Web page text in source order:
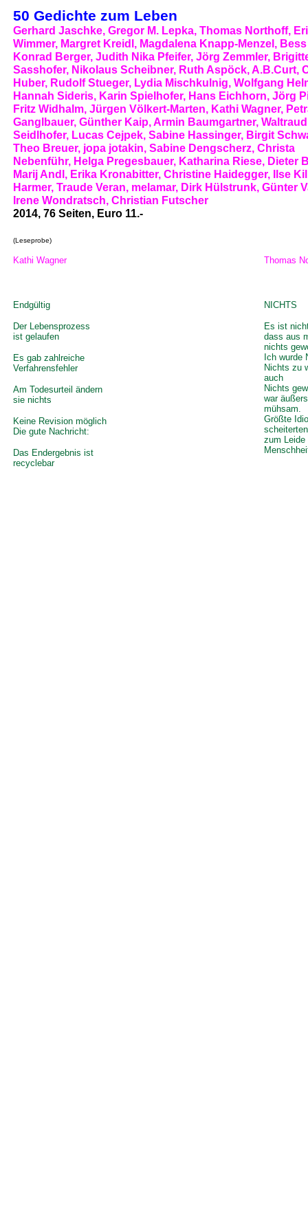
50 Gedichte zum Leben
Gerhard Jaschke, Gregor M. Lepka, Thomas Northoff,
Wimmer, Margret Kreidl, Magdalena Knapp-Menzel,
Konrad Berger, Judith Nika Pfeifer, Jörg Zemmler,
Sasshofer, Nikolaus Scheibner, Ruth Aspöck, A.B.Curt,
Huber, Rudolf Stueger, Lydia Mischkulnig, Wolfgang
Hannah Sideris, Karin Spielhofer, Hans Eichhorn, Jörg
Fritz Widhalm, Jürgen Völkert-Marten, Kathi Wagner,
Ganglbauer, Günther Kaip, Armin Baumgartner, Waltraud
Seidlhofer, Lucas Cejpek, Sabine Hassinger, Birgit
Theo Breuer, jopa jotakin, Sabine Dengscherz, Christa
Nebenführ, Helga Pregesbauer, Katharina Riese, Dieter
Marij Andl, Erika Kronabitter, Christine Haidegger, Ilse
Harmer, Traude Veran, melamar, Dirk Hülstrunk, Günter
Irene Wondratsch, Christian Futscher
2014, 76 Seiten, Euro 11.-
(Leseprobe)
Kathi Wagner
Endgültig
Der Lebensprozess
ist gelaufen
Es gab zahlreiche
Verfahrensfehler
Am Todesurteil ändern
sie nichts
Keine Revision möglich
Die gute Nachricht:
Das Endergebnis ist
recyclebar
Thomas
NICHTS
Es ist
dass aus
nichts
Ich wurde
Nichts zu
auch
Nichts
war
mühsam.
Größte
zum Leide